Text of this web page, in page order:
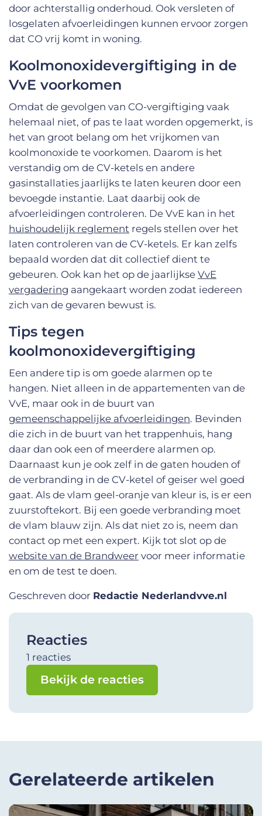
door achterstallig onderhoud. Ook versleten of
losgelaten afvoerleidingen kunnen ervoor zorgen
dat CO vrij komt in woning.
Koolmonoxidevergiftiging in de
VvE voorkomen
Omdat de gevolgen van CO-vergiftiging vaak
helemaal niet, of pas te laat worden opgemerkt, is
het van groot belang om het vrijkomen van
koolmonoxide te voorkomen. Daarom is het
verstandig om de CV-ketels en andere
gasinstallaties jaarlijks te laten keuren door een
bevoegde instantie. Laat daarbij ook de
afvoerleidingen controleren. De VvE kan in het
huishoudelijk reglement regels stellen over het
laten controleren van de CV-ketels. Er kan zelfs
bepaald worden dat dit collectief dient te
gebeuren. Ook kan het op de jaarlijkse VvE
vergadering aangekaart worden zodat iedereen
zich van de gevaren bewust is.
Tips tegen
koolmonoxidevergiftiging
Een andere tip is om goede alarmen op te
hangen. Niet alleen in de appartementen van de
VvE, maar ook in de buurt van
gemeenschappelijke afvoerleidingen. Bevinden
die zich in de buurt van het trappenhuis, hang
daar dan ook een of meerdere alarmen op.
Daarnaast kun je ook zelf in de gaten houden of
de verbranding in de CV-ketel of geiser wel goed
gaat. Als de vlam geel-oranje van kleur is, is er een
zuurstoftekort. Bij een goede verbranding moet
de vlam blauw zijn. Als dat niet zo is, neem dan
contact op met een expert. Kijk tot slot op de
website van de Brandweer voor meer informatie
en om de test te doen.
Geschreven door Redactie Nederlandvve.nl
Reacties
1 reacties
Bekijk de reacties
Gerelateerde artikelen